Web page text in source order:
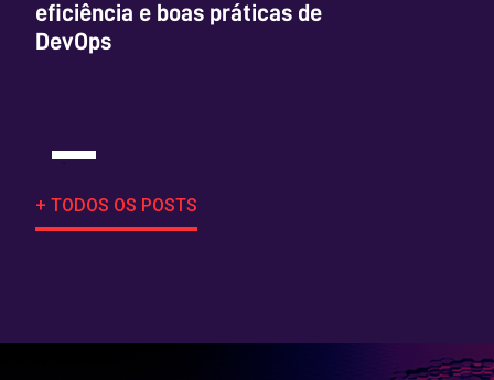
eficiência e boas práticas de
DevOps
+ TODOS OS POSTS